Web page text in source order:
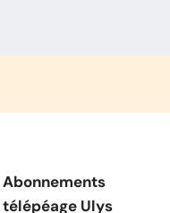
Abonnements
télépéage Ulys